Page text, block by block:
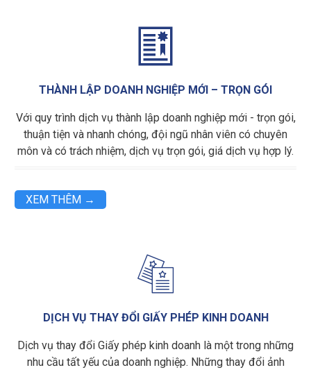

THÀNH LẬP DOANH NGHIỆP MỚI – TRỌN GÓI
Với quy trình dịch vụ thành lập doanh nghiệp mới - trọn gói,
thuận tiện và nhanh chóng, đội ngũ nhân viên có chuyên
môn và có trách nhiệm, dịch vụ trọn gói, giá dịch vụ hợp lý.
XEM THÊM →

DỊCH VỤ THAY ĐỔI GIẤY PHÉP KINH DOANH
Dịch vụ thay đổi Giấy phép kinh doanh là một trong những
nhu cầu tất yếu của doanh nghiệp. Những thay đổi ảnh